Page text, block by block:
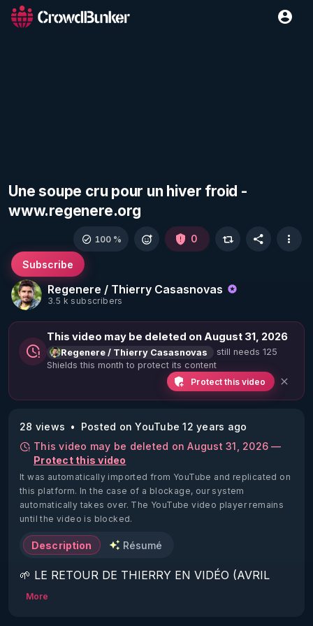
Une soupe cru pour un hiver froid -
www.regenere.org
Regenere / Thierry Casasnovas
3.5 k subscribers
Subscribe
100 % 0
This video may be deleted on August 31, 2026
Regenere / Thierry Casasnovas
still needs 125
Shields this month to protect its content
Protect this video
28 views
Posted on YouTube 12 years ago
This video may be deleted on August 31, 2026 —
Protect this video
It was automatically imported from YouTube and replicated on
this platform. In the case of a blockage, our system
automatically takes over. The YouTube video player remains
until the video is blocked.
Description Résumé
🌱 LE RETOUR DE THIERRY EN VIDÉO (AVRIL
2022)!
More